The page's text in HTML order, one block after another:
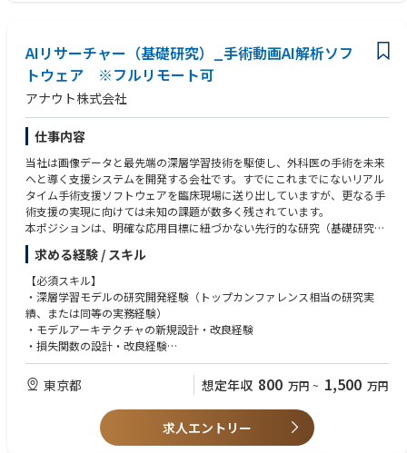
Needs highly effective communication skills in Japanese (written/oral/int
erpersonal) and Business-level English, with proven ability to think strate
gically, lead change, and build teams; preferred experience includes glo
bal/matrix work, system transformation projects, digital/automation to
ols, vendor transition, and ICSR management.
AIリサーチャー（基礎研究）_手術動画AI解析ソフ
トウェア ※フルリモート可
アナウト株式会社
仕事内容
当社は画像データと最先端の深層学習技術を駆使し、外科医の手術を未来
へと導く支援システムを開発する会社です。すでにこれまでにないリアル
タイム手術支援ソフトウェアを臨床現場に送り出していますが、更なる手
術支援の実現に向けては未知の課題が数多く残されています。
本ポジションは、明確な応用目標に紐づかない先行的な研究（基礎研究）
を担い、画像認識・動画理解・VLM・LLMなどの最先端技術動向を調査
し、自社プロダクトの次世代技術シーズを創出していただくAIリサーチャ
ーです。研究成果は応用研究・開発研究チームおよびソフトウェアエンジ
ニアチームへ橋渡しし、製品開発につなげていきます。
【業務内容】
・画像認識、動画理解、VLM、LLMなどの最新技術動向調査、将来プロダ
・外科内視鏡画像・動画データを活用した新規モデルアーキテクチャ・ア
ルゴリズムの基礎研究
・仮説立案から実験設計、評価指標設計、エラー分析までを通じた独自技
術シーズの創出
・研究成果の学会発表、論文化、特許化の推進
求める経験 / スキル
【必須スキル】
・深層学習モデルの研究開発経験（トップカンファレンス相当の研究実
績、または同等の実務経験）
・モデルアーキテクチャの新規設計・改良経験
・損失関数の設計・改良経験
・Pythonを用いたAI実装経験（OpenCV、NumPy、scikit-learn等）
・機械学習・深層学習に関する高度な理論理解、関連論文の読解力
・医療画像、内視鏡画像、外科領域の動画解析に関する研究経験
・VLM、LLM、マルチモーダルモデルの開発経験
東京都 想定年収 800 万円 ~ 1,500 万円
求人エントリー